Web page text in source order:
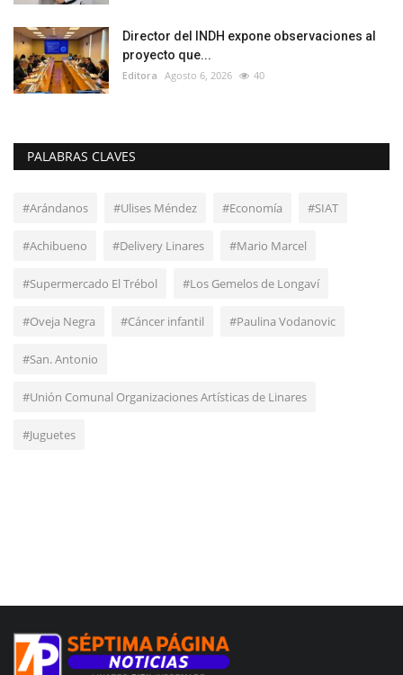
Director del INDH expone observaciones al
proyecto que...
Editora Agosto 6, 2026 40
PALABRAS CLAVES
#Arándanos #Ulises Méndez #Economía #SIAT
#Achibueno #Delivery Linares #Mario Marcel
#Supermercado El Trébol #Los Gemelos de Longaví
#Oveja Negra #Cáncer infantil #Paulina Vodanovic
#San. Antonio
#Unión Comunal Organizaciones Artísticas de Linares
#Juguetes